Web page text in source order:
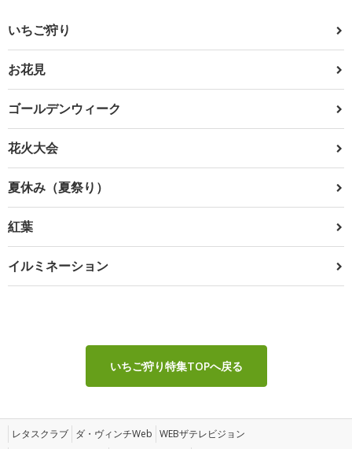
いちご狩り
お花見
ゴールデンウィーク
花火大会
夏休み（夏祭り）
紅葉
イルミネーション
いちご狩り特集TOPへ戻る
レタスクラブ ダ・ヴィンチWeb WEBザテレビジョン